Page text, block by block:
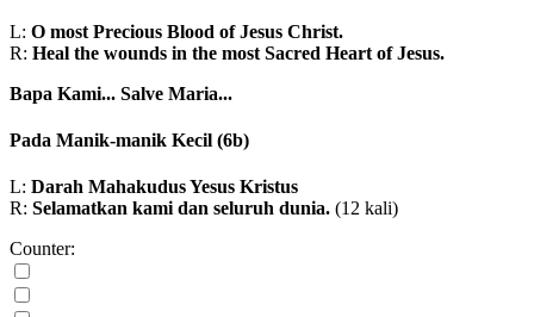
L: O most Precious Blood of Jesus Christ.
R: Heal the wounds in the most Sacred Heart of Jesus.
Bapa Kami... Salve Maria...
Pada Manik-manik Kecil (6b)
L: Darah Mahakudus Yesus Kristus
R: Selamatkan kami dan seluruh dunia. (12 kali)
Counter: